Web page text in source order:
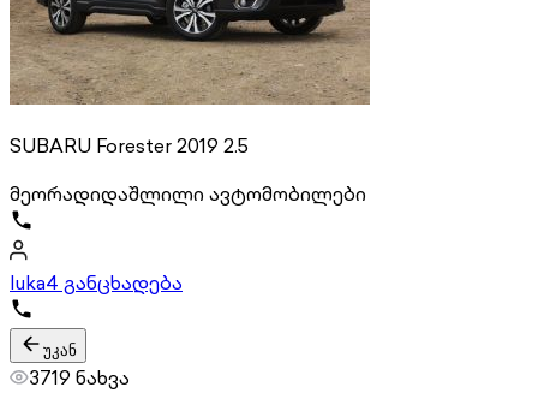
SUBARU Forester 2019 2.5
მეორადიდაშლილი ავტომობილები
luka4 განცხადება
უკან
3719 ნახვა